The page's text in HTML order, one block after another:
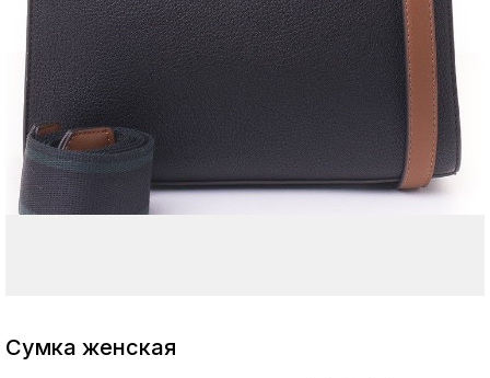
Москва
Да, все верно
Сумка женская